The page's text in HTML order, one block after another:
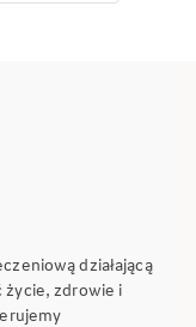
działającą
życie, zdrowie i